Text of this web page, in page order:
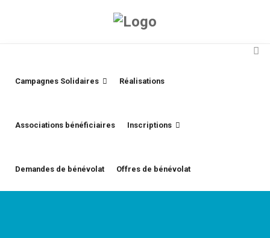
Campagnes Solidaires Réalisations
Associations bénéficiaires Inscriptions
Demandes de bénévolat Offres de bénévolat